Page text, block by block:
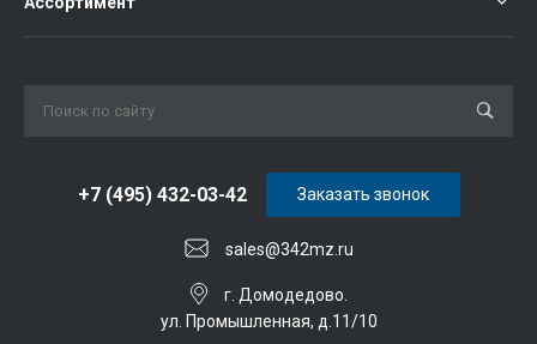
sales@342mz.ru
+7 (495) 432-03-42
г. Домодедово.
ул. Промышленная, д.11/10
Заказать звонок